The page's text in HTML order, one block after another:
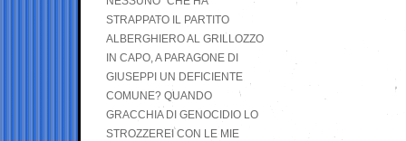
STRAPPATO IL PARTITO
ALBERGHIERO AL GRILLOZZO
IN CAPO, A PARAGONE DI
GIUSEPPI UN DEFICIENTE
COMUNE? QUANDO
GRACCHIA DI GENOCIDIO LO
STROZZEREI CON LE MIE